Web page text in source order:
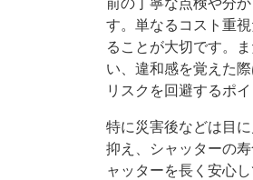
前の丁寧な点検や分
す。単なるコスト重
ることが大切です。
い、違和感を覚えた
リスクを回避するポ
特に災害後などは目
抑え、シャッターの
ャッターを長く安心